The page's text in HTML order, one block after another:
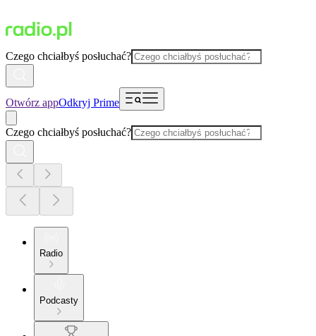
Czego chciałbyś posłuchać?
Otwórz appOdkryj Prime
Czego chciałbyś posłuchać?
Radio
Podcasty